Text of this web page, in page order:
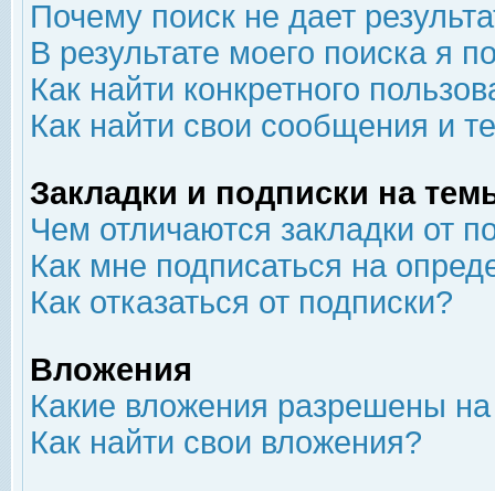
Почему поиск не дает
В результате моего поиска я
Как найти конкретного
Как найти свои сообщения и
Закладки и подписки на
Чем отличаются закладки от
Как мне подписаться на
Как отказаться от подписки?
Вложения
Какие вложения разрешены
Как найти свои вложения?